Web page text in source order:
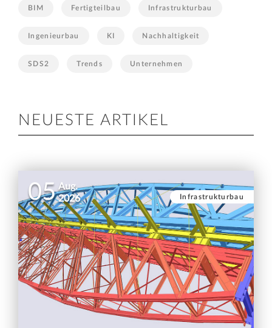
BIM Fertigteilbau Infrastrukturbau
Ingenieurbau KI Nachhaltigkeit
SDS2 Trends Unternehmen
NEUESTE ARTIKEL
05 Aug.
2026
Infrastrukturbau